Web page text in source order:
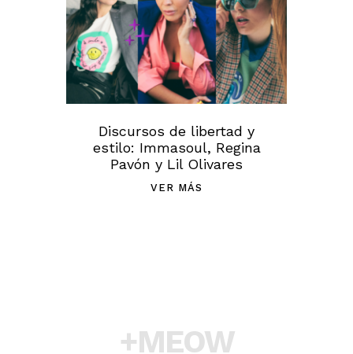
Discursos de libertad y
estilo: Immasoul, Regina
Pavón y Lil Olivares
VER MÁS
+MEOW